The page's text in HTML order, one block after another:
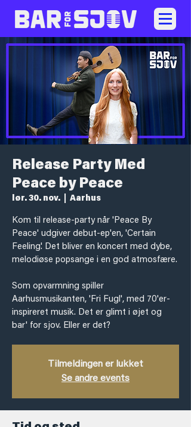
Release Party Med
Peace by Peace
lør. 30. nov. Aarhus
Kom til release-party når 'Peace By
Peace' udgiver debut-ep'en, 'Certain
Feeling'. Det bliver en koncert med dybe,
melodiøse popsange i en god atmosfære.
Som opvarmning spiller
Aarhusmusikanten, 'Fri Fugl', med 70'er-
inspireret musik. Det er glimt i øjet og
bar' for sjov. Eller er det?
Tilmeldingen er lukket
Se andre events